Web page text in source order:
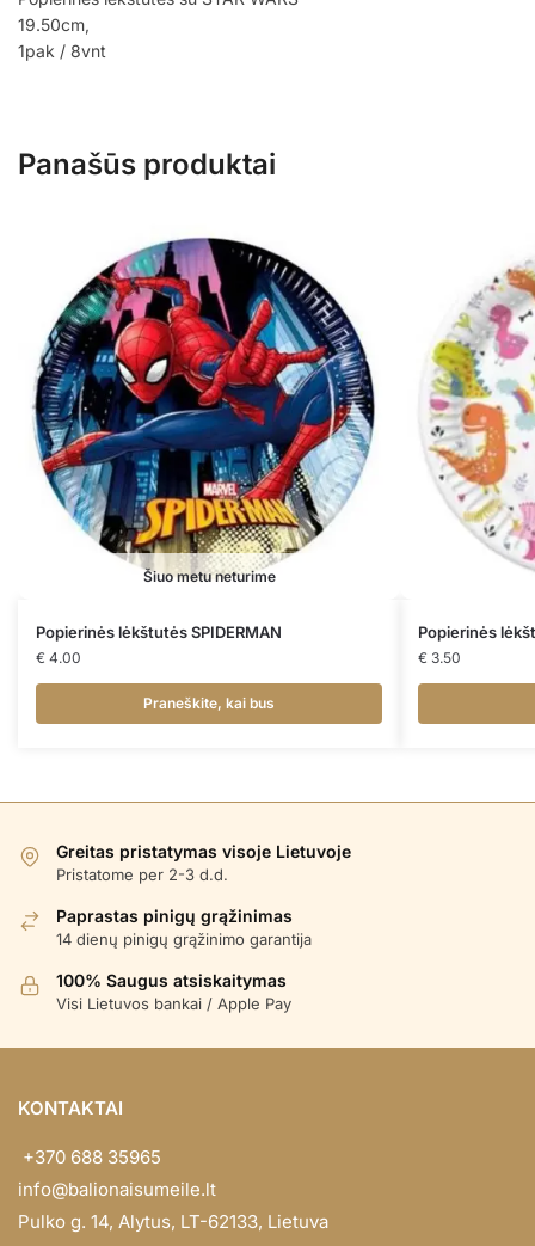
19.50cm,
1pak / 8vnt
Panašūs produktai
Šiuo metu neturime
Popierinės lėkštutės SPIDERMAN
€ 4.00
Praneškite, kai bus
Popierinės
€ 3.50
Greitas pristatymas visoje Lietuvoje
Pristatome per 2-3 d.d.
Paprastas pinigų grąžinimas
14 dienų pinigų grąžinimo garantija
100% Saugus atsiskaitymas
Visi Lietuvos bankai / Apple Pay
KONTAKTAI
+370 688 35965
info@balionaisumeile.lt
Pulko g. 14, Alytus, LT-62133, Lietuva